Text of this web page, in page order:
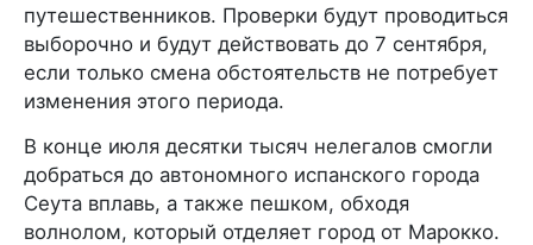
путешественников. Проверки будут проводиться
выборочно и будут действовать до 7 сентября,
если только смена обстоятельств не потребует
изменения этого периода.
В конце июля десятки тысяч нелегалов смогли
добраться до автономного испанского города
Сеута вплавь, а также пешком, обходя
волнолом, который отделяет город от Марокко.